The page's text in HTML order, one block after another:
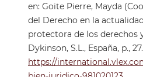
en: Goite Pierre, Mayda
del Derecho en la
protectora de los derechos
Dykinson, S.L., España, p., 27.
https://